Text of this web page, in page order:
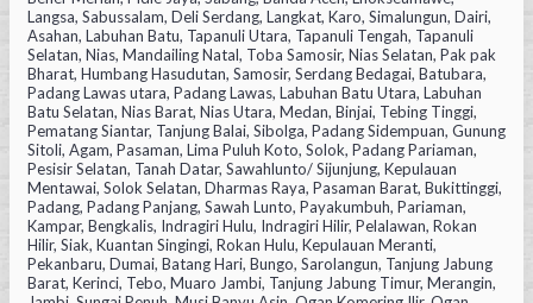
Langsa, Sabussalam, Deli Serdang, Langkat, Karo, Simalungun, Dairi,
Asahan, Labuhan Batu, Tapanuli Utara, Tapanuli Tengah, Tapanuli
Selatan, Nias, Mandailing Natal, Toba Samosir, Nias Selatan, Pak pak
Bharat, Humbang Hasudutan, Samosir, Serdang Bedagai, Batubara,
Padang Lawas utara, Padang Lawas, Labuhan Batu Utara, Labuhan
Batu Selatan, Nias Barat, Nias Utara, Medan, Binjai, Tebing Tinggi,
Pematang Siantar, Tanjung Balai, Sibolga, Padang Sidempuan, Gunung
Sitoli, Agam, Pasaman, Lima Puluh Koto, Solok, Padang Pariaman,
Pesisir Selatan, Tanah Datar, Sawahlunto/ Sijunjung, Kepulauan
Mentawai, Solok Selatan, Dharmas Raya, Pasaman Barat, Bukittinggi,
Padang, Padang Panjang, Sawah Lunto, Payakumbuh, Pariaman,
Kampar, Bengkalis, Indragiri Hulu, Indragiri Hilir, Pelalawan, Rokan
Hilir, Siak, Kuantan Singingi, Rokan Hulu, Kepulauan Meranti,
Pekanbaru, Dumai, Batang Hari, Bungo, Sarolangun, Tanjung Jabung
Barat, Kerinci, Tebo, Muaro Jambi, Tanjung Jabung Timur, Merangin,